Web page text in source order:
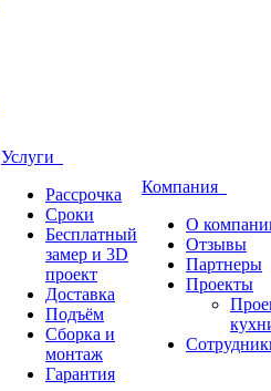
Услуги
Рассрочка
Сроки
Бесплатный
замер и 3D
проект
Доставка
Подъём
Сборка и
монтаж
Гарантия
Компания
О
Отзывы
Партнеры
Проекты